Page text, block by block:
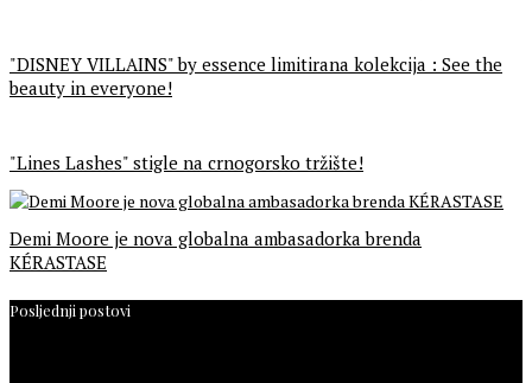
"DISNEY VILLAINS" by essence limitirana kolekcija : See the
beauty in everyone!
"Lines Lashes" stigle na crnogorsko tržište!
Demi Moore je nova globalna ambasadorka brenda
KÉRASTASE
Posljednji postovi